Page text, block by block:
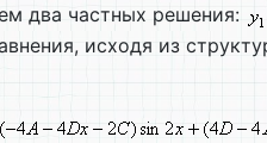
два частных решения:
исходя из